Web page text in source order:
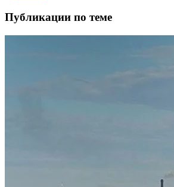
Публикации по теме